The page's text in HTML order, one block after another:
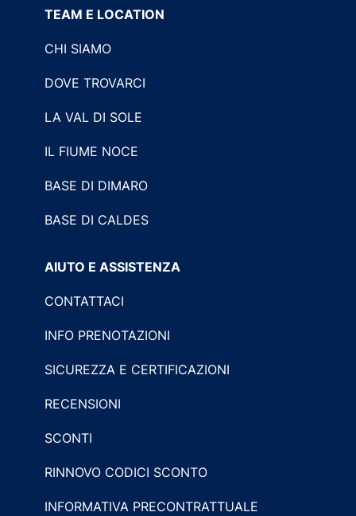
TEAM E LOCATION
CHI SIAMO
DOVE TROVARCI
LA VAL DI SOLE
IL FIUME NOCE
BASE DI DIMARO
BASE DI CALDES
AIUTO E ASSISTENZA
CONTATTACI
INFO PRENOTAZIONI
SICUREZZA E CERTIFICAZIONI
RECENSIONI
SCONTI
RINNOVO CODICI SCONTO
INFORMATIVA PRECONTRATTUALE